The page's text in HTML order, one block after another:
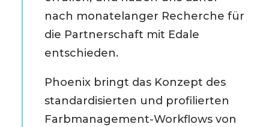
nach monatelanger Recherche für
die Partnerschaft mit Edale
entschieden.
Phoenix bringt das Konzept des
standardisierten und profilierten
Farbmanagement-Workflows von